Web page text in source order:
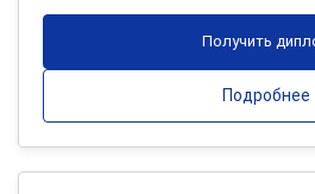
Получить
Подробнее